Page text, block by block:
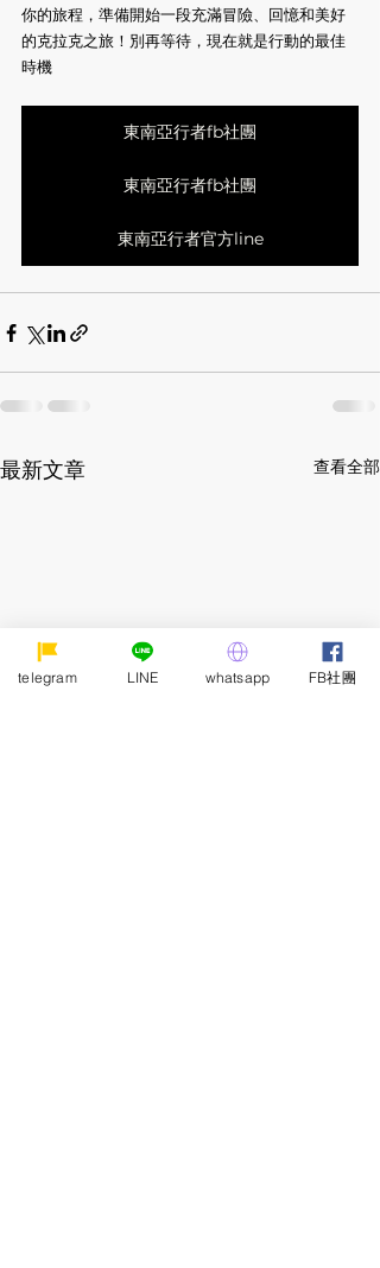
你的旅程，準備開始一段充滿冒險、回憶和美好
的克拉克之旅！別再等待，現在就是行動的最佳
時機
東南亞行者fb社團
東南亞行者fb社團
東南亞行者官方line
最新文章 查看全部
telegram LINE whatsapp FB社團